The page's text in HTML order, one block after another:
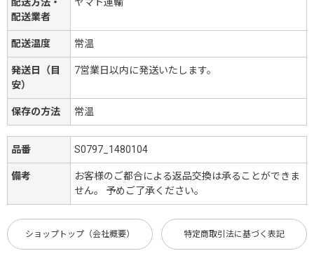
配送業者
配送温度 常温
発送日（目
安）
7営業日以内に発送いたします。
保存の方法 常温
品番 S0797_1480104
備考
お客様のご都合による返品交換は承ることができま
せん。 予めご了承ください。
ショップトップ（会社概要） 特定商取引法に基づく表記